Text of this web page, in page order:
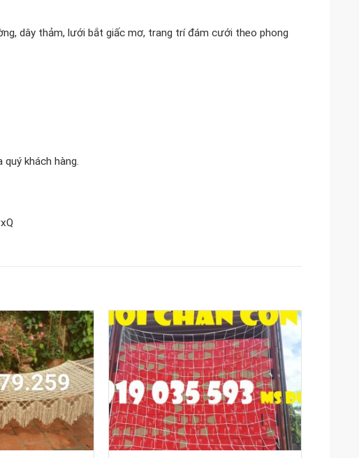
dây thảm, lưới bắt giấc mơ, trang trí đám cưới theo phong
quý khách hàng.